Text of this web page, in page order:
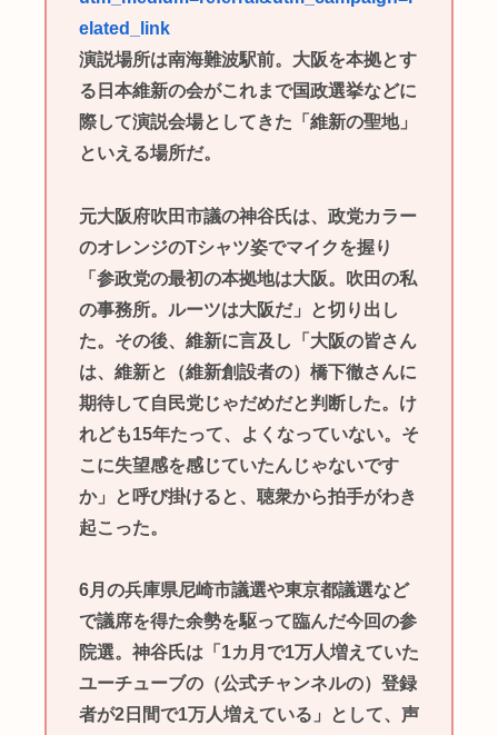
elated_link
演説場所は南海難波駅前。大阪を本拠とす
る日本維新の会がこれまで国政選挙などに
際して演説会場としてきた「維新の聖地」
といえる場所だ。
元大阪府吹田市議の神谷氏は、政党カラー
のオレンジのTシャツ姿でマイクを握り
「参政党の最初の本拠地は大阪。吹田の私
の事務所。ルーツは大阪だ」と切り出し
た。その後、維新に言及し「大阪の皆さん
は、維新と（維新創設者の）橋下徹さんに
期待して自民党じゃだめだと判断した。け
れども15年たって、よくなっていない。そ
こに失望感を感じていたんじゃないです
か」と呼び掛けると、聴衆から拍手がわき
起こった。
6月の兵庫県尼崎市議選や東京都議選など
で議席を得た余勢を駆って臨んだ今回の参
院選。神谷氏は「1カ月で1万人増えていた
ユーチューブの（公式チャンネルの）登録
者が2日間で1万人増えている」として、声